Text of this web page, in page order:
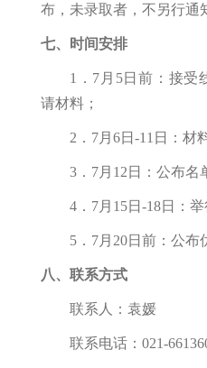
布，未录取者，不另行通
七、时间安排
1．7月5日前：接受
请材料；
2．7月6日-11日：材
3．7月12日：公布名
4．7月15日-18日：
5．7月20日前：公布
八、联系方式
联系人：袁媛
联系电话：021-